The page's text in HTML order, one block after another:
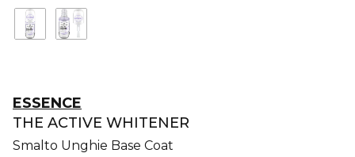
ESSENCE
THE ACTIVE WHITENER
Smalto Unghie Base Coat